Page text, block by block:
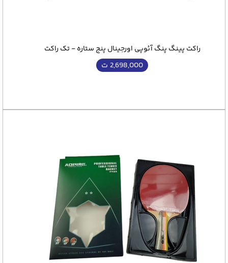
راکت پینگ پنگ آئوپی اورجینال پنج ستاره - تک راکت
2,698,000 ت